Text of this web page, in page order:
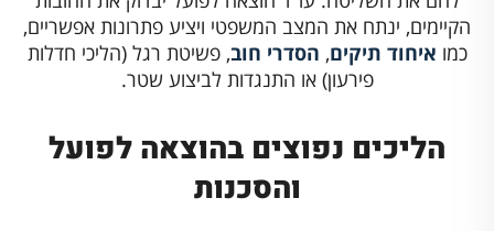
הקיימים, ינתח את המצב המשפטי ויציע פתרונות אפשריים,
כמו איחוד תיקים, הסדרי חוב, פשיטת רגל (הליכי חדלות
פירעון) או התנגדות לביצוע שטר.
הליכים נפוצים בהוצאה לפועל
והסכנות